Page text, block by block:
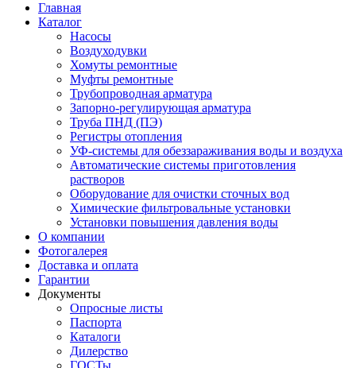
Главная
Каталог
Насосы
Воздуходувки
Хомуты ремонтные
Муфты ремонтные
Трубопроводная арматура
Запорно-регулирующая арматура
Труба ПНД (ПЭ)
Регистры отопления
УФ-системы для обеззараживания воды и воздуха
Автоматические системы приготовления
растворов
Оборудование для очистки сточных вод
Химические фильтровальные установки
Установки повышения давления воды
О компании
Фотогалерея
Доставка и оплата
Гарантии
Документы
Опросные листы
Паспорта
Каталоги
Дилерство
ГОСТы